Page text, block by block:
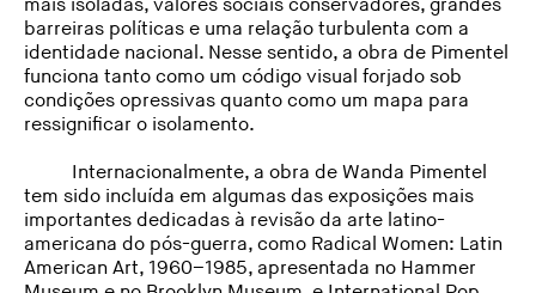
mais isoladas, valores sociais conservadores, grandes
barreiras políticas e uma relação turbulenta com a
identidade nacional. Nesse sentido, a obra de Pimentel
funciona tanto como um código visual forjado sob
condições opressivas quanto como um mapa para
ressignificar o isolamento.
Internacionalmente, a obra de Wanda Pimentel
tem sido incluída em algumas das exposições mais
importantes dedicadas à revisão da arte latino-
americana do pós-guerra, como Radical Women: Latin
American Art, 1960–1985, apresentada no Hammer